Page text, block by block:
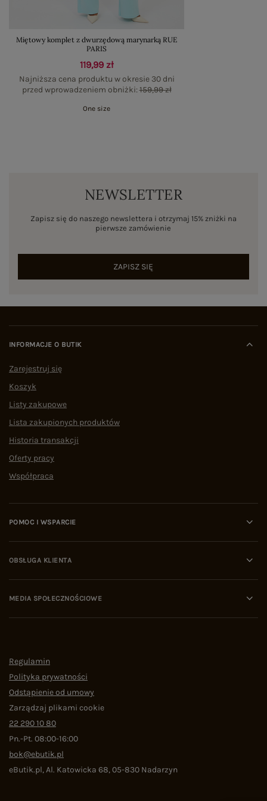
Miętowy komplet z dwurzędową marynarką RUE
PARIS
119,99 zł
Najniższa cena produktu w okresie 30 dni
przed wprowadzeniem obniżki:159,99 zł
One size
NEWSLETTER
Zapisz się do naszego newslettera i otrzymaj 15% zniżki na
pierwsze zamówienie
ZAPISZ SIĘ
INFORMACJE O BUTIK
Zarejestruj się
Koszyk
Listy zakupowe
Lista zakupionych produktów
Historia transakcji
Oferty pracy
Współpraca
POMOC I WSPARCIE
OBSŁUGA KLIENTA
MEDIA SPOŁECZNOŚCIOWE
Regulamin
Polityka prywatności
Odstąpienie od umowy
Zarządzaj plikami cookie
22 290 10 80
Pn.-Pt. 08:00-16:00
bok@ebutik.pl
eButik.pl,Al. Katowicka 68,05-830 Nadarzyn